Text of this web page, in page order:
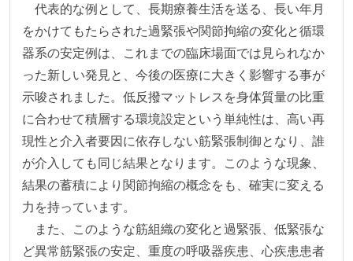
代表的な例として、長期療養生活を送る、長い年月
をかけてもたらされた過緊張や関節拘縮の変化と循環
器系の安定例は、これまでの臨床場面では見られなか
った新しい発見と、今後の医療に大きく影響する事が
示唆されました。低反撥マットレスを身体質量の比重
に合わせて積層する環境設定という単純性は、高い再
現性と介入者要因に依存しない筋緊張制御となり、誰
が介入しても同じ結果となります。このような現象、
結果の蓄積により関節拘縮の概念をも、確実に変える
力を持っています。
また、このような筋組織の変化と過緊張、低緊張な
ど異常筋緊張の安定、重度の呼吸器疾患、心疾患患者